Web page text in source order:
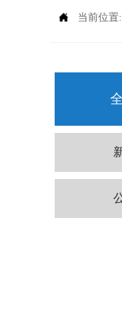
 当前位